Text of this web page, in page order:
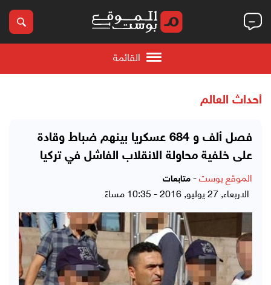
القائمة
أحداث العالم
فصل ألف و 684 عسكريا بينهم ضباط وقادة
على خلفية محاولة الانقلاب الفاشل في تركيا
الموقع بوست- متابعات
الاربعاء, 27 يوليو, 2016 - 10:35 مساءً